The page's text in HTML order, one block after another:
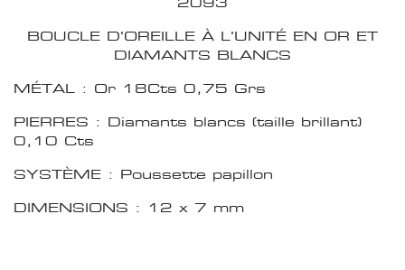
BOUCLE D'OREILLE À L’UNITÉ EN OR ET
DIAMANTS BLANCS
MÉTAL : Or 18Cts 0,75 Grs
PIERRES : Diamants blancs (taille brillant)
0,10 Cts
SYSTÈME : Poussette papillon
DIMENSIONS : 12 x 7 mm